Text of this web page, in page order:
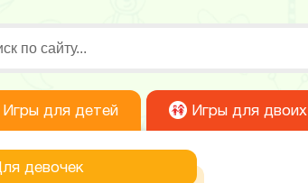
Игры для детей Игры для двоих
девочек